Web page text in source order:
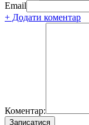
Email
+ Додати коментар
Коментар: